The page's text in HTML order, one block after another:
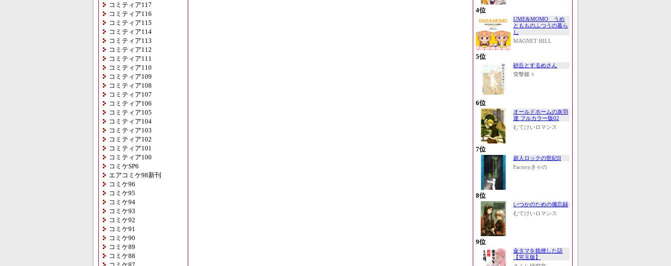
コミティア117
コミティア116
コミティア115
コミティア114
コミティア113
コミティア112
コミティア111
コミティア110
コミティア109
コミティア108
コミティア107
コミティア106
コミティア105
コミティア104
コミティア103
コミティア102
コミティア101
コミティア100
コミケSP6
エアコミケ98新刊
コミケ96
コミケ95
コミケ94
コミケ93
コミケ92
コミケ91
コミケ90
コミケ89
コミケ88
4位
UME&MOMO うめ
ともものふつうの暮ら
し
MAGNET HILL
5位
砂丘とするめさん
突撃蝶々
6位
オールドホームの灰羽
達 フルカラー版02
むてけいロマンス
7位
超人ロックの世紀II
Factoryきゃの
8位
いつかのための備忘録
むてけいロマンス
9位
金タマを捻挫した話
【完玉版】